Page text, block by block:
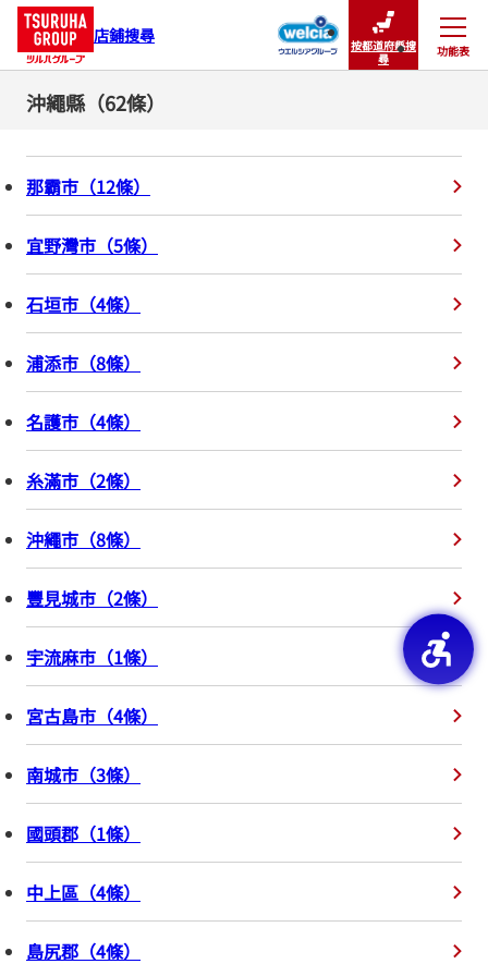
店鋪搜尋
按都道府縣搜
尋
功能表
關閉
沖繩縣（62條）
那霸市 （12條）
宜野灣市 （5條）
石垣市 （4條）
浦添市 （8條）
名護市 （4條）
糸滿市 （2條）
沖繩市 （8條）
豐見城市 （2條）
宇流麻市 （1條）
宮古島市 （4條）
南城市 （3條）
國頭郡 （1條）
中上區 （4條）
島尻郡 （4條）